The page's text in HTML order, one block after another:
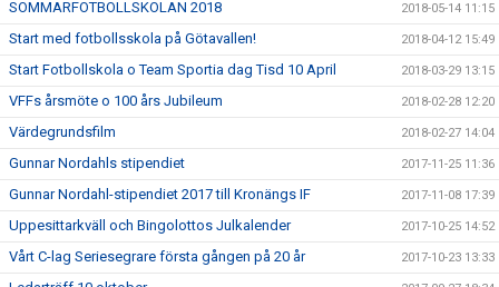
SOMMARFOTBOLLSKOLAN 2018 2018-05-14 11:15
Start med fotbollsskola på Götavallen! 2018-04-12 15:49
Start Fotbollskola o Team Sportia dag Tisd 10 April 2018-03-29 13:15
VFFs årsmöte o 100 års Jubileum 2018-02-28 12:20
Värdegrundsfilm 2018-02-27 14:04
Gunnar Nordahls stipendiet 2017-11-25 11:36
Gunnar Nordahl-stipendiet 2017 till Kronängs IF 2017-11-08 17:39
Uppesittarkväll och Bingolottos Julkalender 2017-10-25 14:52
Vårt C-lag Seriesegrare första gången på 20 år 2017-10-23 13:33